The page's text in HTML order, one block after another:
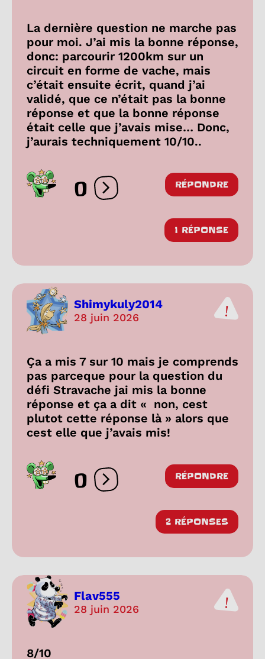
La dernière question ne marche pas
pour moi. J’ai mis la bonne réponse,
donc: parcourir 1200km sur un
circuit en forme de vache, mais
c’était ensuite écrit, quand j’ai
validé, que ce n’était pas la bonne
réponse et que la bonne réponse
était celle que j’avais mise… Donc,
j’aurais techniquement 10/10..
0 Ouvrir les réactions
RÉPONDRE
1 RÉPONSE
Shimykuly2014
28 juin 2026
Ça a mis 7 sur 10 mais je comprends
pas parceque pour la question du
défi Stravache jai mis la bonne
réponse et ça a dit « non, cest
plutot cette réponse là » alors que
cest elle que j’avais mis!
0 Ouvrir les réactions
RÉPONDRE
2 RÉPONSES
Flav555
28 juin 2026
8/10